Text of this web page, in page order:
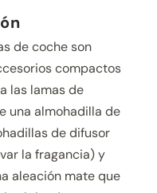
de coche son
compactos
las lamas de
una almohadilla de
de difusor
la fragancia) y
aleación mate que